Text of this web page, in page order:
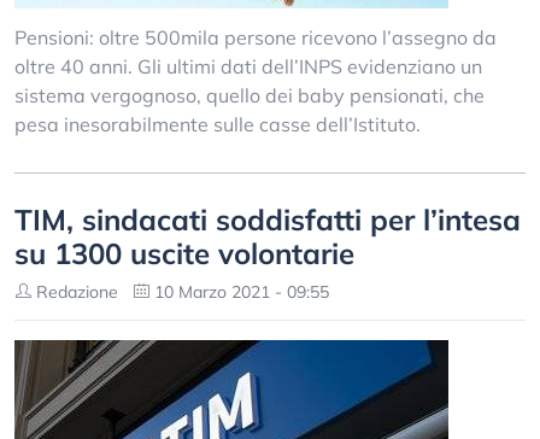
Pensioni: oltre 500mila persone ricevono l’assegno da
oltre 40 anni. Gli ultimi dati dell’INPS evidenziano un
sistema vergognoso, quello dei baby pensionati, che
pesa inesorabilmente sulle casse dell’Istituto.
TIM, sindacati soddisfatti per l’intesa
su 1300 uscite volontarie
Redazione 10 Marzo 2021 - 09:55